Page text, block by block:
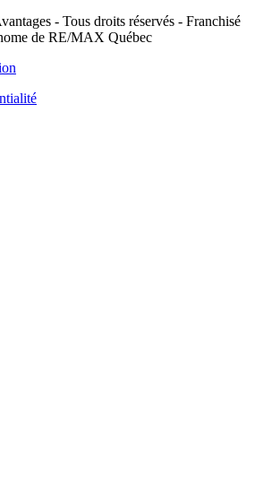
- Tous droits réservés - Franchisé
de RE/MAX Québec